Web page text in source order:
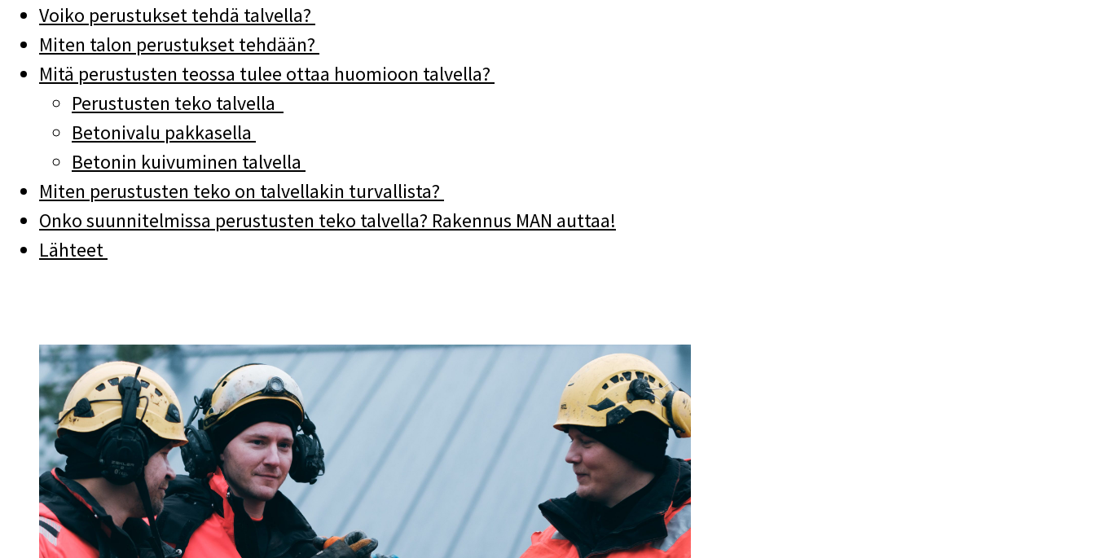
Voiko perustukset tehdä talvella?
Miten talon perustukset tehdään?
Mitä perustusten teossa tulee ottaa huomioon talvella?
Perustusten teko talvella
Betonivalu pakkasella
Betonin kuivuminen talvella
Miten perustusten teko on talvellakin turvallista?
Onko suunnitelmissa perustusten teko talvella? Rakennus MAN auttaa!
Lähteet